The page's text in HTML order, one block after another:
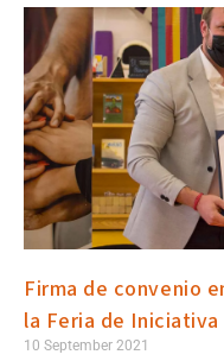
Firma de convenio
la Feria de
10 September 2021